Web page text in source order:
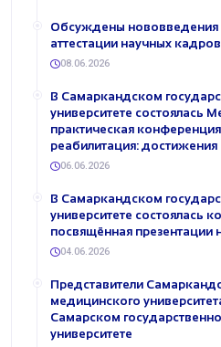
Обсуждены нововведения
аттестации научных
08.06.2026
В Самаркандском
университете состоялась
практическая
реабилитация: достижения
06.06.2026
В Самаркандском
университете состоялась
посвящённая презентации
04.06.2026
Представители
медицинского
Самарском
университете